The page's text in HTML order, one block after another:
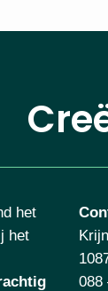
het
het
088